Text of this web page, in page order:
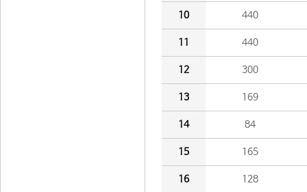
10 440
11 440
12 300
13 169
14 84
15 165
16 128